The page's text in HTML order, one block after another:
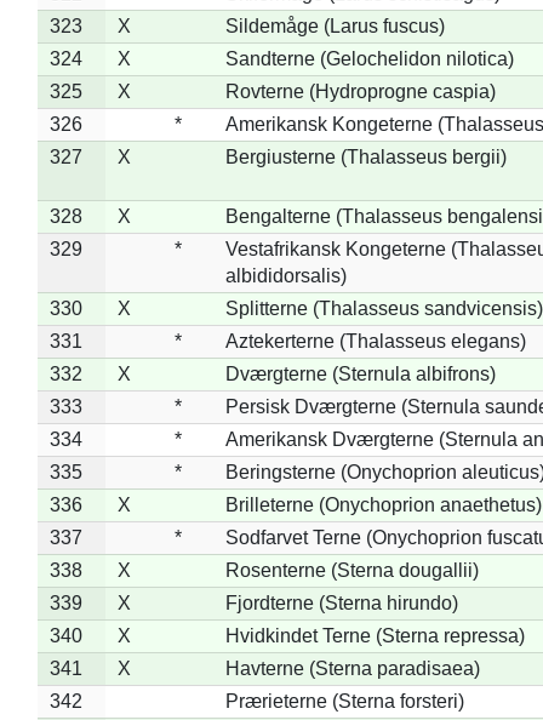
323
X
Sildemåge (Larus fuscus)
324
X
Sandterne (Gelochelidon nilotica)
325
X
Rovterne (Hydroprogne caspia)
326
*
Amerikansk Kongeterne
327
X Bergiusterne (Thalasseus bergii)
328 X
Bengalterne (Thalasseus
329
*
Vestafrikansk Kongeterne
albididorsalis)
330
X
Splitterne (Thalasseus sandvicensis)
331
*
Aztekerterne (Thalasseus elegans)
332
X
Dværgterne (Sternula albifrons)
333
*
Persisk Dværgterne (Sternula
334
*
Amerikansk Dværgterne (Sternula
335
*
Beringsterne (Onychoprion
336
X
Brilleterne (Onychoprion anaethetus)
337
*
Sodfarvet Terne (Onychoprion
338
X
Rosenterne (Sterna dougallii)
339
X
Fjordterne (Sterna hirundo)
340
X
Hvidkindet Terne (Sterna repressa)
341
X
Havterne (Sterna paradisaea)
342
Prærieterne (Sterna forsteri)